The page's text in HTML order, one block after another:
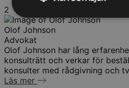
2
Olof Johnson
Advokat
Olof Johnson har lång
konsulträtt och verkar för
konsulter med rådgivning och
Läs mer